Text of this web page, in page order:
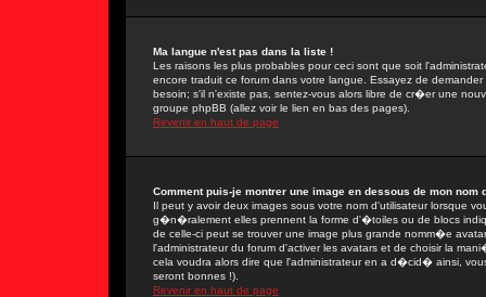
Ma langue n'est pas dans la liste !
Les raisons les plus probables pour ceci sont que soit
encore traduit ce forum dans votre langue. Essayez de
besoin; s'il n'existe pas, sentez-vous alors libre de cr�er une
groupe phpBB (allez voir le lien en bas des pages).
Revenir en haut de page
Comment puis-je montrer une image en dessous de mon nom
Il peut y avoir deux images sous votre nom d'utilisateur lorsque
g�n�ralement elles prennent la forme d'�toiles ou de blocs
de celle-ci peut se trouver une image plus grande nomm�e
l'administrateur du forum d'activer les avatars et de choisir la
cela voudra alors dire que l'administrateur en a d�cid� ainsi,
seront bonnes !).
Revenir en haut de page